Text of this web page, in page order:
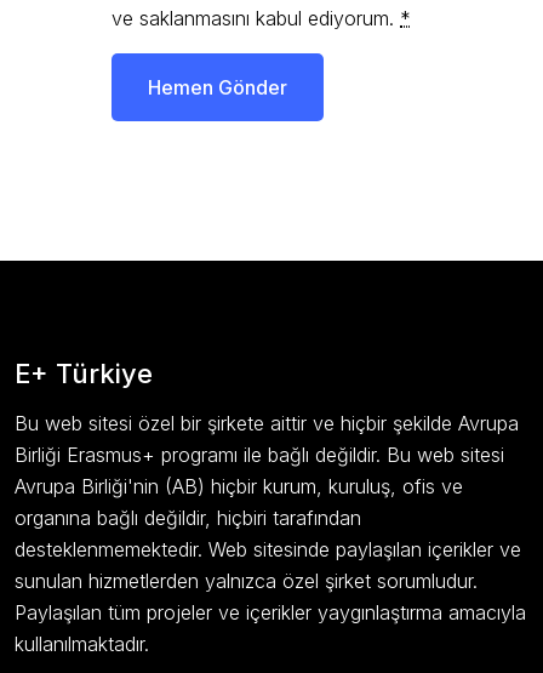
ve saklanmasını kabul ediyorum. *
Hemen Gönder
E+ Türkiye
Bu web sitesi özel bir şirkete aittir ve hiçbir şekilde Avrupa
Birliği Erasmus+ programı ile bağlı değildir. Bu web sitesi
Avrupa Birliği'nin (AB) hiçbir kurum, kuruluş, ofis ve
organına bağlı değildir, hiçbiri tarafından
desteklenmemektedir. Web sitesinde paylaşılan içerikler ve
sunulan hizmetlerden yalnızca özel şirket sorumludur.
Paylaşılan tüm projeler ve içerikler yaygınlaştırma amacıyla
kullanılmaktadır.